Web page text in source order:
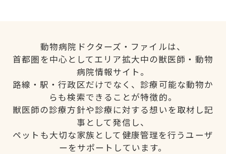
動物病院ドクターズ・ファイルは、
首都圏を中心としてエリア拡大中の獣医師・動物
病院情報サイト。
路線・駅・行政区だけでなく、診療可能な動物か
らも検索できることが特徴的。
獣医師の診療方針や診療に対する想いを取材し記
事として発信し、
ペットも大切な家族として健康管理を行うユーザ
ーをサポートしています。